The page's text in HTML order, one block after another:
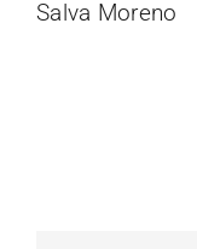
Salva Moreno